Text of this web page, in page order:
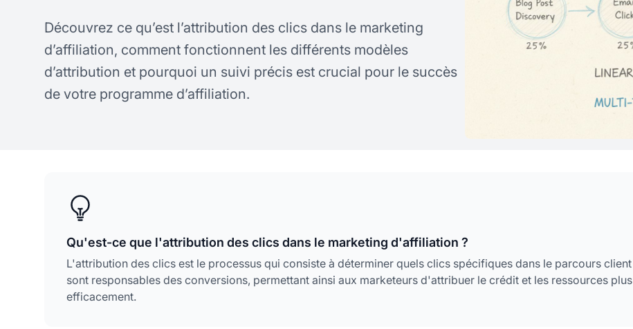
Découvrez ce qu’est l’attribution des clics dans le marketing
d’affiliation, comment fonctionnent les différents modèles
d’attribution et pourquoi un suivi précis est crucial pour le succès
de votre programme d’affiliation.
Qu'est-ce que l'attribution des clics dans le marketing d'affiliation ?
L'attribution des clics est le processus qui consiste à déterminer quels clics spécifiques dans le parcours client
sont responsables des conversions, permettant ainsi aux marketeurs d'attribuer le crédit et les ressources plus
efficacement.